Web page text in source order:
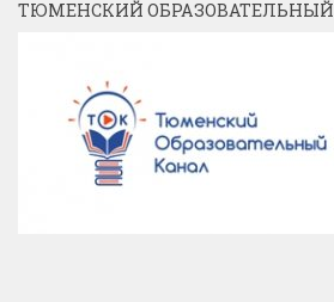
ТЮМЕНСКИЙ